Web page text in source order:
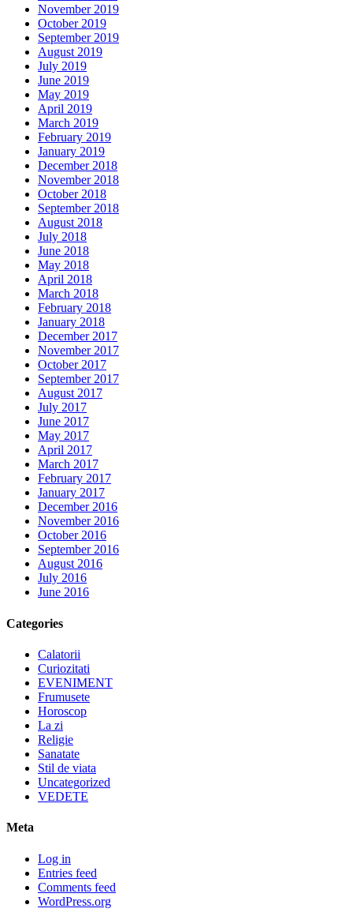
November 2019
October 2019
September 2019
August 2019
July 2019
June 2019
May 2019
April 2019
March 2019
February 2019
January 2019
December 2018
November 2018
October 2018
September 2018
August 2018
July 2018
June 2018
May 2018
April 2018
March 2018
February 2018
January 2018
December 2017
November 2017
October 2017
September 2017
August 2017
July 2017
June 2017
May 2017
April 2017
March 2017
February 2017
January 2017
December 2016
November 2016
October 2016
September 2016
August 2016
July 2016
June 2016
Categories
Calatorii
Curiozitati
EVENIMENT
Frumusete
Horoscop
La zi
Religie
Sanatate
Stil de viata
Uncategorized
VEDETE
Meta
Log in
Entries feed
Comments feed
WordPress.org